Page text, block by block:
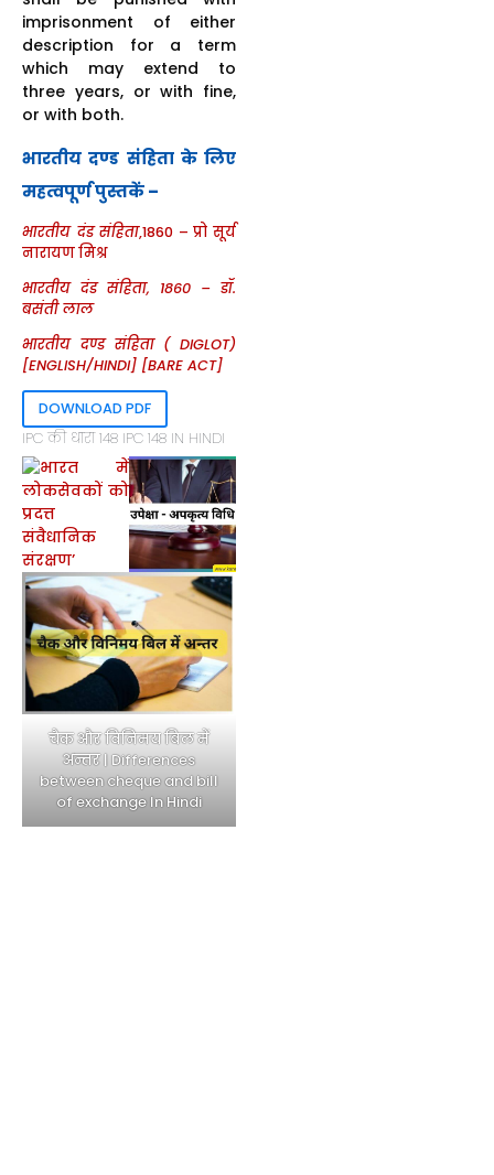
imprisonment of either
description for a term
which may extend to
three years, or with fine,
or with both.
भारतीय दण्ड संहिता के लिए
महत्वपूर्ण पुस्तकें –
भारतीय दंड संहिता,1860 – प्रो सूर्य
नारायण मिश्र
भारतीय दंड संहिता, 1860 – डॉ.
बसंती लाल
भारतीय दण्ड संहिता ( DIGLOT)
[ENGLISH/HINDI] [BARE ACT]
DOWNLOAD PDF
IPC की धारा 148 IPC 148 IN HINDI
चैक और विनिमय बिल में
अन्तर | Differences
between cheque and bill
of exchange In Hindi